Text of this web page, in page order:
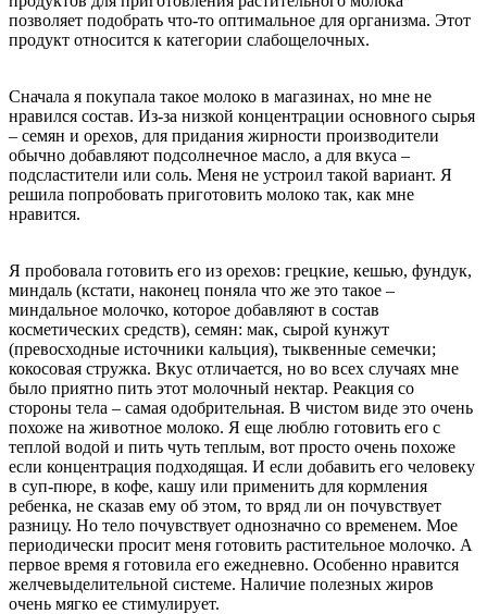
позволяет подобрать что-то оптимальное для организма. Этот
продукт относится к категории слабощелочных.
Сначала я покупала такое молоко в магазинах, но мне не
нравился состав. Из-за низкой концентрации основного сырья
– семян и орехов, для придания жирности производители
обычно добавляют подсолнечное масло, а для вкуса –
подсластители или соль. Меня не устроил такой вариант. Я
решила попробовать приготовить молоко так, как мне
нравится.
Я пробовала готовить его из орехов: грецкие, кешью, фундук,
миндаль (кстати, наконец поняла что же это такое –
миндальное молочко, которое добавляют в состав
косметических средств), семян: мак, сырой кунжут
(превосходные источники кальция), тыквенные семечки;
кокосовая стружка. Вкус отличается, но во всех случаях мне
было приятно пить этот молочный нектар. Реакция со
стороны тела – самая одобрительная. В чистом виде это очень
похоже на животное молоко. Я еще люблю готовить его с
теплой водой и пить чуть теплым, вот просто очень похоже
если концентрация подходящая. И если добавить его человеку
в суп-пюре, в кофе, кашу или применить для кормления
ребенка, не сказав ему об этом, то вряд ли он почувствует
разницу. Но тело почувствует однозначно со временем. Мое
периодически просит меня готовить растительное молочко. А
первое время я готовила его ежедневно. Особенно нравится
желчевыделительной системе. Наличие полезных жиров
очень мягко ее стимулирует.